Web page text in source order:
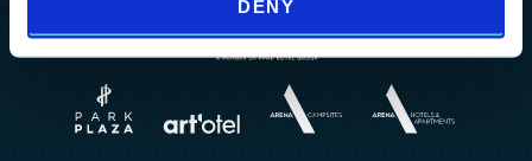
DENY
Horizont Resort
Wellness
Restaurant Reservierung
Events
Über uns
Brochures
Buchungsanfrage